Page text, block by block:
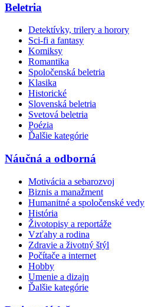
Beletria
Detektívky, trilery a horory
Sci-fi a fantasy
Komiksy
Romantika
Spoločenská beletria
Klasika
Historické
Slovenská beletria
Svetová beletria
Poézia
Ďalšie kategórie
Náučná a odborná
Motivácia a sebarozvoj
Biznis a manažment
Humanitné a spoločenské vedy
História
Životopisy a reportáže
Vzťahy a rodina
Zdravie a životný štýl
Počítače a internet
Hobby
Umenie a dizajn
Ďalšie kategórie